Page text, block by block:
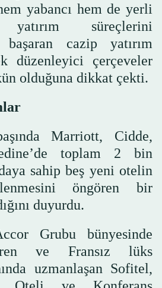
yabancı hem de yerli
yatırım süreçlerini
başaran cazip yatırım
düzenleyici çerçeveler
olduğuna dikkat çekti.
Marriott, Cidde,
toplam 2 bin
sahip beş yeni otelin
öngören bir
duyurdu.
Grubu bünyesinde
ve Fransız lüks
uzmanlaşan Sofitel,